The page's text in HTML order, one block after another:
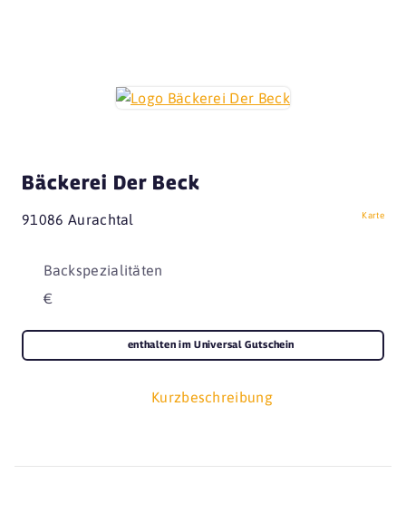
Bäckerei Der Beck
91086 Aurachtal Karte
Backspezialitäten
€
Kurzbeschreibung
enthalten im Universal Gutschein